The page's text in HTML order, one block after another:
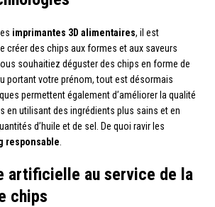
imprimantes 3D alimentaires, il est
créer des chips aux formes et aux saveurs
souhaitiez déguster des chips en forme de
portant votre prénom, tout est désormais
permettent également d’améliorer la qualité
en utilisant des ingrédients plus sains et en
d’huile et de sel. De quoi ravir les
responsable
artificielle au service de la
chips